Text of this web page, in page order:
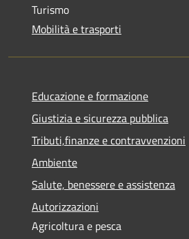
Turismo
Mobilità e trasporti
Educazione e formazione
Giustizia e sicurezza pubblica
Tributi,finanze e contravvenzioni
Ambiente
Salute, benessere e assistenza
Autorizzazioni
Agricoltura e pesca